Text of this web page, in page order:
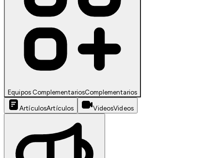
Equipos ComplementariosComplementarios
ArtículosArtículos VideosVideos